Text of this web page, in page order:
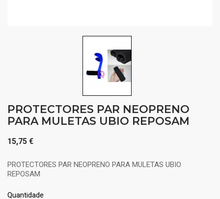
PROTECTORES PAR NEOPRENO
PARA MULETAS UBIO REPOSAM
15,75 €
PROTECTORES PAR NEOPRENO PARA MULETAS UBIO
REPOSAM
Quantidade